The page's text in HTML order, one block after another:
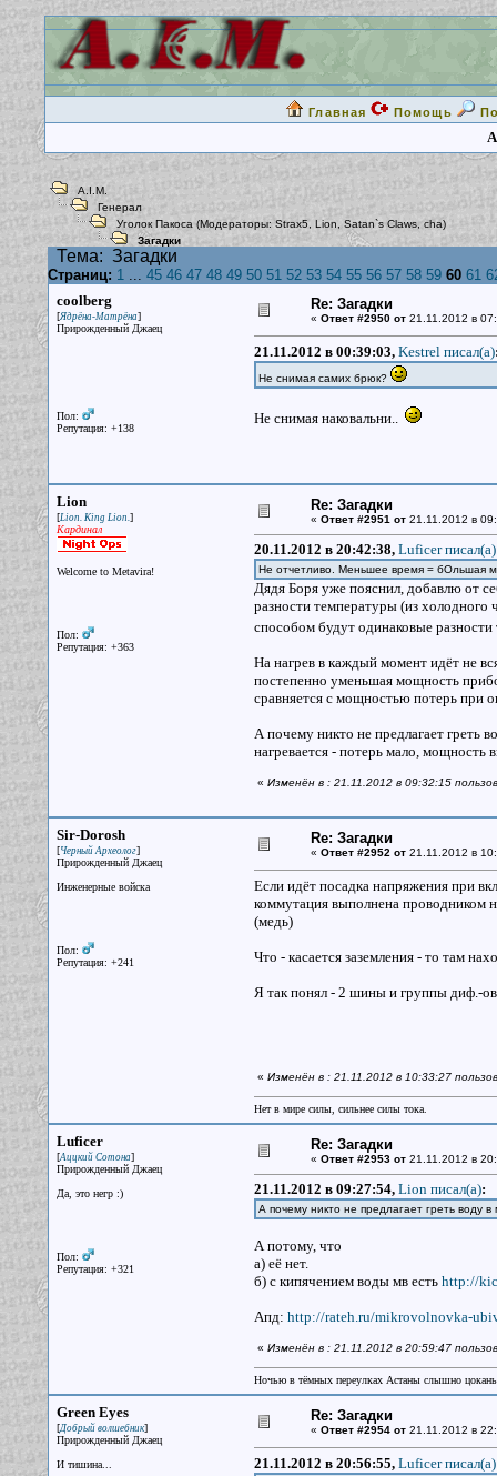
Главная Помощь
A.I.M.
Генерал
Уголок Пакоса (Модераторы:Strax5, Lion Satan`s Claws,cha)
Загадки
Тема: Загадки
Страниц: 1... 45 46 47 48 49 50 51 52 53 54 55 56 57 58 59 60 61
coolberg
[Ядрёна-Матрёна]
Прирожденный Джаец
Пол:
Репутация: +138
Re: Загадки
« Ответ #2950 от21.11.2012 в
21.11.2012 в 00:39:03, Kestrel писал(a)
Не снимая самих брюк?
Не снимая наковальни..
Lion
[Lion. King Lion.]
Кардинал
Welcome to Metavira!
Пол:
Репутация: +363
Re: Загадки
« Ответ #2951 от21.11.2012 в
20.11.2012 в 20:42:38, Luficer писал(a)
Не отчетливо. Меньшее время = бОльшая
Дядя Боря уже пояснил, добавлю от
разности температуры (из холодного
способом будут одинаковые
На нагрев в каждый момент идёт не
постепенно уменьшая мощность
сравняется с мощностью потерь при
А почему никто не предлагает греть
нагревается - потерь мало, мощность
« Изменён в : 21.11.2012 в 09:32:15
Sir-Dorosh
[Черный Археолог]
Прирожденный Джаец
Инженерные войска
Пол:
Репутация: +241
Re: Загадки
« Ответ #2952 от21.11.2012 в
Если идёт посадка напряжения при
коммутация выполнена проводником
(медь)
Что - касается заземления - то там
Я так понял - 2 шины и группы диф.-ов
« Изменён в : 21.11.2012 в 10:33:27
Нет в мире силы, сильнее силы тока.
Luficer
[Аццкий Сотона]
Прирожденный Джаец
Да, это негр :)
Пол:
Репутация: +321
Re: Загадки
« Ответ #2953 от21.11.2012 в
21.11.2012 в 09:27:54, Lion писал(a):
А почему никто не предлагает греть воду в
А потому, что
а) её нет.
б) с кипячением воды мв есть http://
Апд: http://rateh.ru/mikrovolnovka-
« Изменён в : 21.11.2012 в 20:59:47
Ночью в тёмных переулках Астаны слышно
Green Eyes
[Добрый волшебник]
Прирожденный Джаец
И тишина...
Re: Загадки
« Ответ #2954 от21.11.2012 в
21.11.2012 в 20:56:55, Luficer писал(a)